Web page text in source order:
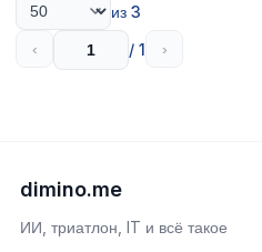
из 3
‹ / 1 ›
dimino.me
ИИ, триатлон, IT и всё такое